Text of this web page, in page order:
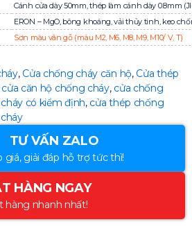
Cánh cửa dày 50mm, thép làm cánh dày 0.8mm
ERON – MgO, bông khoáng, vải thủy tinh, keo
Sơn màu vân gỗ (màu M2, M6, M8, M9, M10/ V, T)
, Cửa chống cháy căn hộ, Cửa thép
cửa căn hộ chống cháy, cửa chống
có kiểm định, cửa thép chống
TƯ VẤN ZALO
giá, giải đáp hỗ trợ tức thì!
HÀNG NGAY
hàng nhanh nhất!